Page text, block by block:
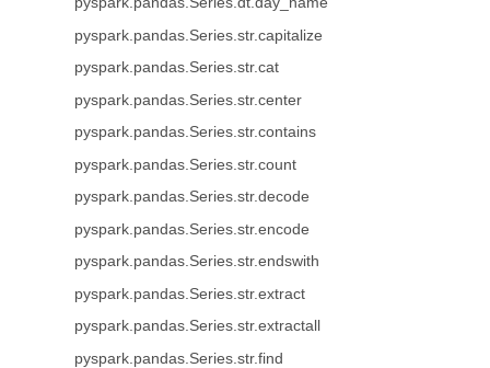
pyspark.pandas.Series.str.capitalize
pyspark.pandas.Series.str.cat
pyspark.pandas.Series.str.center
pyspark.pandas.Series.str.contains
pyspark.pandas.Series.str.count
pyspark.pandas.Series.str.decode
pyspark.pandas.Series.str.encode
pyspark.pandas.Series.str.endswith
pyspark.pandas.Series.str.extract
pyspark.pandas.Series.str.extractall
pyspark.pandas.Series.str.find